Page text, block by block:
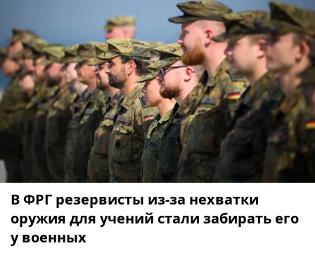
В ФРГ резервисты из-за нехватки
оружия для учений стали забирать его
у военных